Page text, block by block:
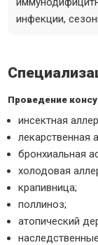
инфекции,
Проведение
инсектная
лекарственная
бронхиальная
холодовая
крапивница;
поллиноз;
атопический